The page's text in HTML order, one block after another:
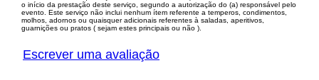
o início da prestação deste serviço, segundo a autorização do (a) responsável pelo
evento. Este serviço não inclui nenhum ítem referente a temperos, condimentos,
molhos, adornos ou quaisquer adicionais referentes à saladas, aperitivos,
guarnições ou pratos ( sejam estes principais ou não ).
Escrever uma avaliação